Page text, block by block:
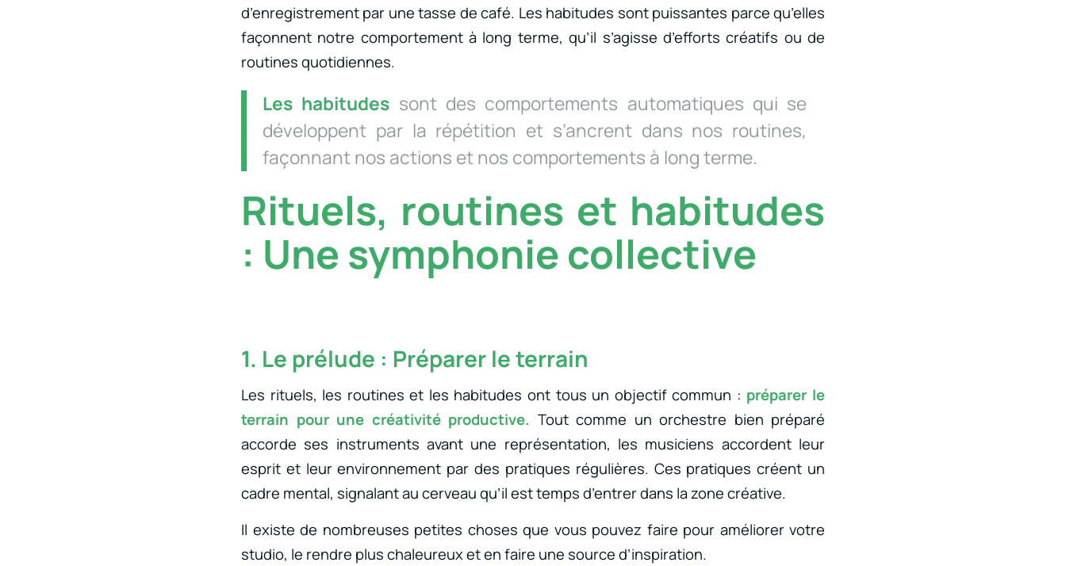
d’enregistrement par une tasse de café. Les habitudes sont puissantes parce qu’elles
façonnent notre comportement à long terme, qu’il s’agisse d’efforts créatifs ou de
routines quotidiennes.
Les habitudes sont des comportements automatiques qui se
développent par la répétition et s’ancrent dans nos routines,
façonnant nos actions et nos comportements à long terme.
Rituels, routines et habitudes
: Une symphonie collective
1. Le prélude : Préparer le terrain
Les rituels, les routines et les habitudes ont tous un objectif commun : préparer le
terrain pour une créativité productive. Tout comme un orchestre bien préparé
accorde ses instruments avant une représentation, les musiciens accordent leur
esprit et leur environnement par des pratiques régulières. Ces pratiques créent un
cadre mental, signalant au cerveau qu’il est temps d’entrer dans la zone créative.
Il existe de nombreuses petites choses que vous pouvez faire pour améliorer votre
studio, le rendre plus chaleureux et en faire une source d’inspiration.